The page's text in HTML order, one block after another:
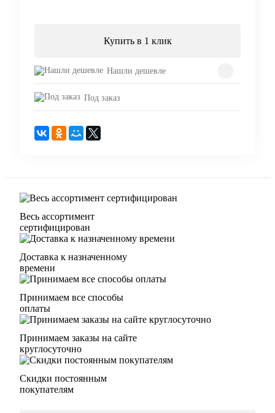
Купить в 1 клик
Нашли дешевле
Под заказ
Весь ассортимент
сертифицирован
Доставка к назначенному
времени
Принимаем все способы
оплаты
Принимаем заказы на сайте
круглосуточно
Скидки постоянным
покупателям